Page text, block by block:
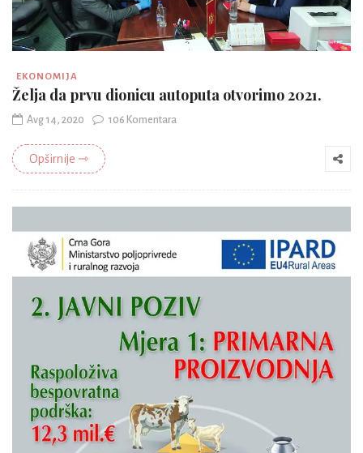
EKONOMIJA
Želja da prvu dionicu autoputa otvorimo 2021.
Avg 14, 2020 106 Komentara
Opširnije ⇾